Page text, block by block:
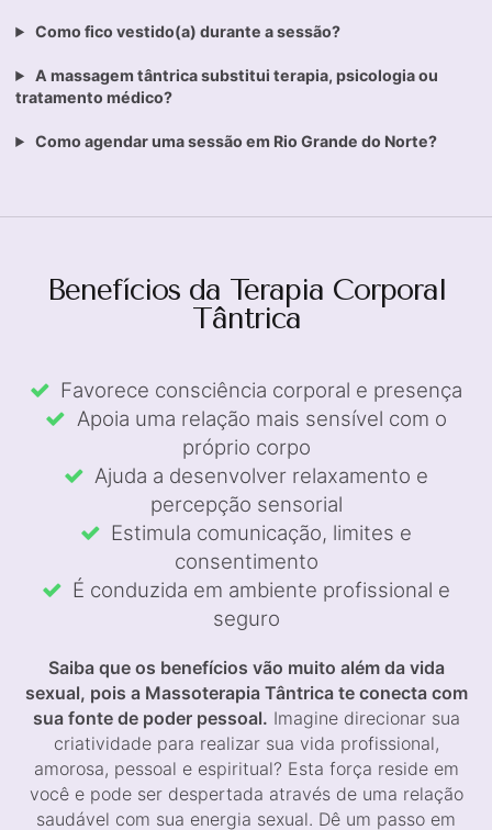
Como fico vestido(a) durante a sessão?
A massagem tântrica substitui terapia, psicologia ou
tratamento médico?
Como agendar uma sessão em Rio Grande do Norte?
Benefícios da Terapia Corporal
Tântrica
Favorece consciência corporal e presença
Apoia uma relação mais sensível com o
próprio corpo
Ajuda a desenvolver relaxamento e
percepção sensorial
Estimula comunicação, limites e
consentimento
É conduzida em ambiente profissional e
seguro
Saiba que os benefícios vão muito além da vida
sexual, pois a Massoterapia Tântrica te conecta com
sua fonte de poder pessoal. Imagine direcionar sua
criatividade para realizar sua vida profissional,
amorosa, pessoal e espiritual? Esta força reside em
você e pode ser despertada através de uma relação
saudável com sua energia sexual. Dê um passo em